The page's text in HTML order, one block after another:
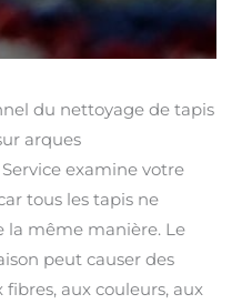
du nettoyage de tapis
arques
examine votre
tous les tapis ne
la même manière. Le
peut causer des
aux couleurs, aux